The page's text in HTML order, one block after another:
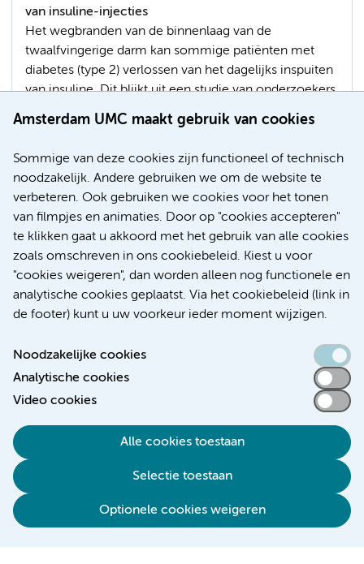
Amsterdam UMC maakt gebruik van cookies
Sommige van deze cookies zijn functioneel of technisch
noodzakelijk. Andere gebruiken we om de website te
verbeteren. Ook gebruiken we cookies voor het tonen
van filmpjes en animaties. Door op "cookies accepteren"
te klikken gaat u akkoord met het gebruik van alle cookies
zoals omschreven in ons cookiebeleid. Kiest u voor
"cookies weigeren", dan worden alleen nog functionele en
analytische cookies geplaatst. Via het cookiebeleid (link in
de footer) kunt u uw voorkeur ieder moment wijzigen.
Noodzakelijke cookies
Analytische cookies
Video cookies
Alle cookies toestaan
Selectie toestaan
Optionele cookies weigeren
van insuline-injecties
Het wegbranden van de binnenlaag van de
twaalfvingerige darm kan sommige patiënten met
diabetes (type 2) verlossen van het dagelijks inspuiten
van insuline. Dit blijkt uit een studie van onderzoekers
effectief om het moment uit te stellen waarop
moeten beginnen.
Meer
Toegankelijkheidsverklaring
Algemene privacyverklaring